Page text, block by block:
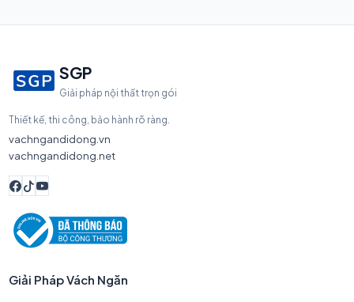
SGP
Giải pháp nội thất trọn gói
Thiết kế, thi công, bảo hành rõ ràng.
vachngandidong.vn
vachngandidong.net
Giải Pháp Vách Ngăn